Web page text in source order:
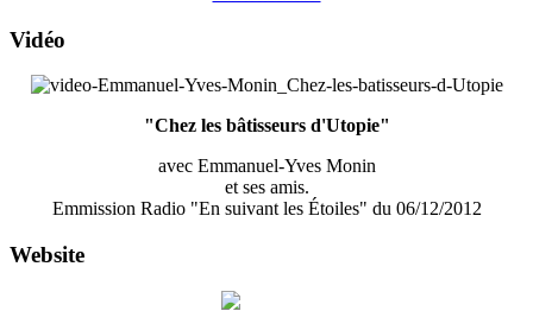
Vidéo
"Chez les bâtisseurs d'Utopie"
avec Emmanuel-Yves Monin
et ses amis.
Emmission Radio "En suivant les Étoiles" du 06/12/2012
Website